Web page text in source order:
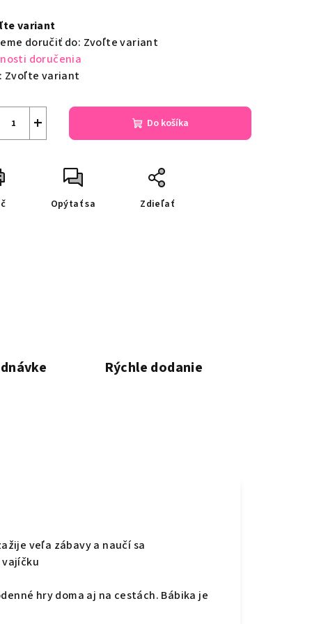
variant
doručiť do: Zvoľte variant
doručenia
Zvoľte variant
+ Do košíka
Opýtať sa Zdieľať
Rýchle dodanie
veľa zábavy a naučí sa
hry doma aj na cestách. Bábika je